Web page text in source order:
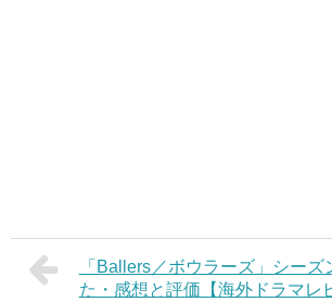
「Ballers／ボウラーズ」シーズ
た・感想と評価【海外ドラマレ